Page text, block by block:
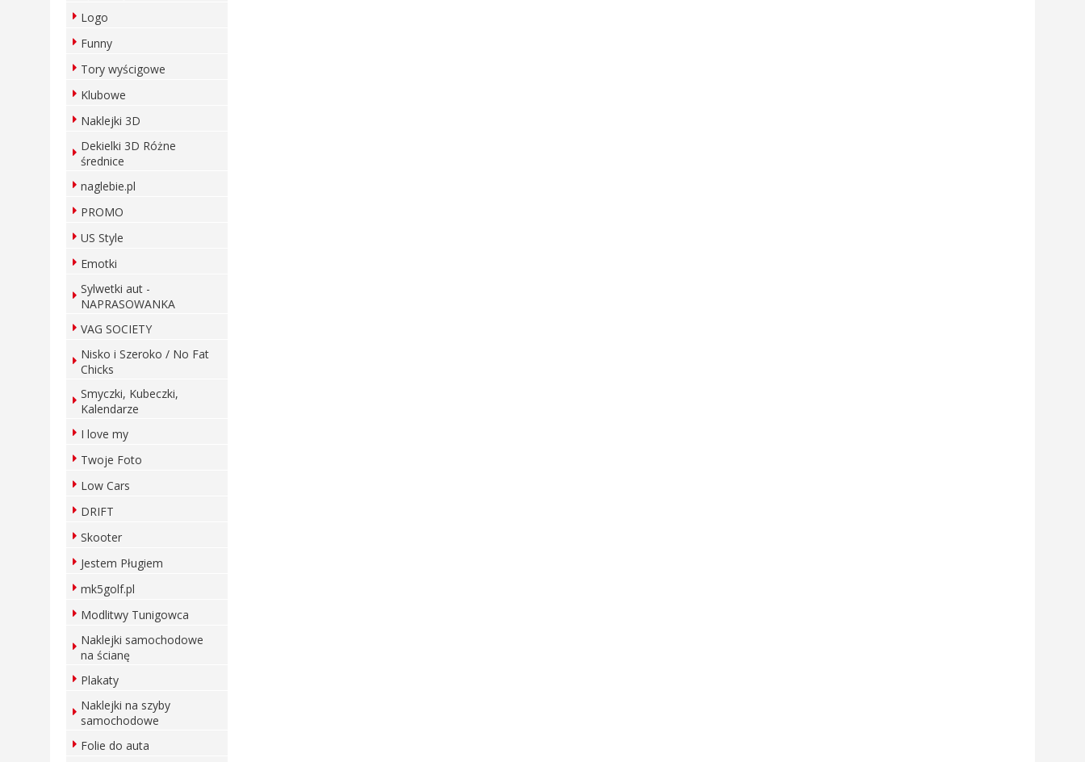
Logo
Funny
Tory wyścigowe
Klubowe
Naklejki 3D
Dekielki 3D Różne
średnice
naglebie.pl
PROMO
US Style
Emotki
Sylwetki aut -
NAPRASOWANKA
VAG SOCIETY
Nisko i Szeroko / No Fat
Chicks
Smyczki, Kubeczki,
Kalendarze
I love my
Twoje Foto
Low Cars
DRIFT
Skooter
Jestem Pługiem
mk5golf.pl
Modlitwy Tunigowca
Naklejki samochodowe
na ścianę
Plakaty
Naklejki na szyby
samochodowe
Folie do auta